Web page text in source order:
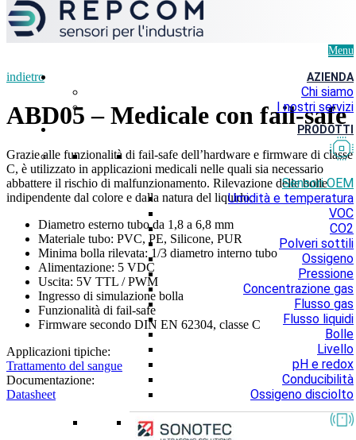
Menu
AZIENDA
Chi siamo
I nostri servizi
PRODOTTI
Sensori OEM
Umidità e temperatura
VOC
CO2
Polveri sottili
Ossigeno
Pressione
Concentrazione gas
Flusso gas
Flusso liquidi
Bolle
Livello
pH e redox
Conducibilità
Ossigeno disciolto
indietro
ABD05 – Medicale con fail-safe
Grazie alle funzionalità di fail-safe dell’hardware e firmware di classe
C, è utilizzato in applicazioni medicali nelle quali sia necessario
abbattere il rischio di malfunzionamento. Rilevazione delle bolle
indipendente dal colore e dalla natura del liquido.
Diametro esterno tubo da 1,8 a 6,8 mm
Materiale tubo: PVC, PE, Silicone, PUR
Minima bolla rilevata: 1/3 diametro interno tubo
Alimentazione: 5 VDC
Uscita: 5V TTL / PWM
Ingresso di simulazione bolla
Funzionalità di fail-safe
Firmware secondo DIN EN 62304, classe C
Applicazioni tipiche:
Trattamento del sangue
Documentazione:
Datasheet